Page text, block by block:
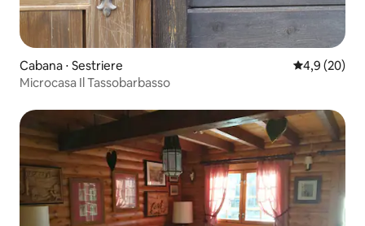
Cabana ⋅ Sestriere 4,9 de uma
4,9 (20)
Microcasa Il Tassobarbasso